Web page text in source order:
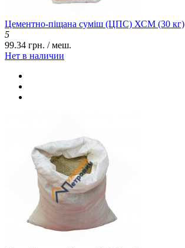
Цементно-піщана суміш (ЦПС) ХСМ (30 кг)
5
99.34 грн. / меш.
Нет в наличии